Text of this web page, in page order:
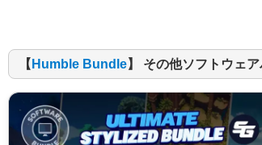
【 Humble Bundle】 その他ソフトウェ